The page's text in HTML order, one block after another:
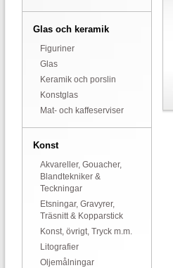
Glas och keramik
Figuriner
Glas
Keramik och porslin
Konstglas
Mat- och kaffeserviser
Konst
Akvareller, Gouacher,
Blandtekniker &
Teckningar
Etsningar, Gravyrer,
Träsnitt & Kopparstick
Konst, övrigt, Tryck m.m.
Litografier
Oljemålningar